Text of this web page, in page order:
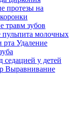
протезы на
травм зубов
пульпита молочных
рта Удаление
седацией у детей
Выравнивание